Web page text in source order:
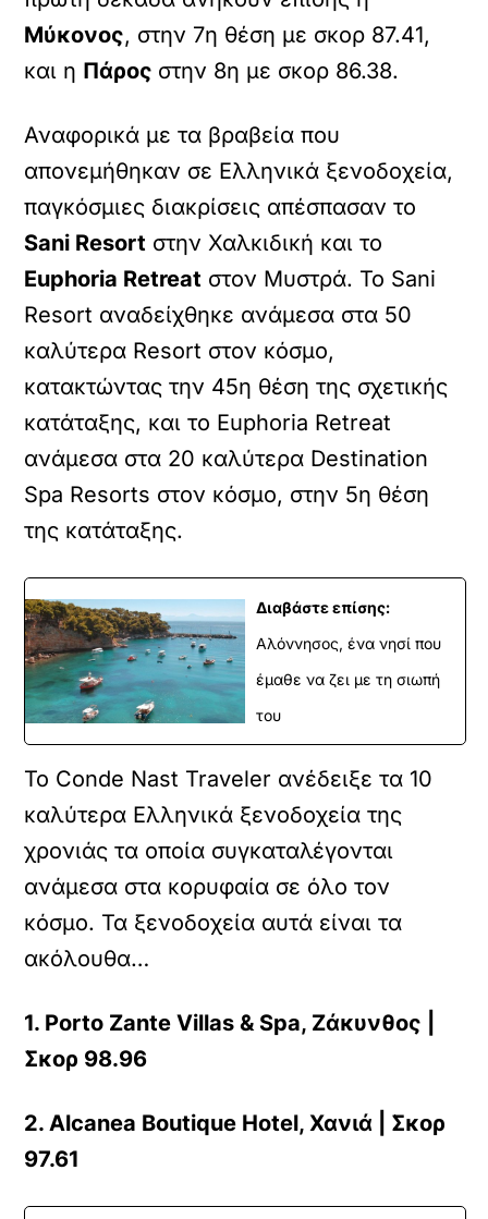
Μύκονος, στην 7η θέση με σκορ 87.41,
και η Πάρος στην 8η με σκορ 86.38.
Αναφορικά με τα βραβεία που
απονεμήθηκαν σε Ελληνικά ξενοδοχεία,
παγκόσμιες διακρίσεις απέσπασαν το
Sani Resort στην Χαλκιδική και το
Euphoria Retreat στον Μυστρά. Το Sani
Resort αναδείχθηκε ανάμεσα στα 50
καλύτερα Resort στον κόσμο,
κατακτώντας την 45η θέση της σχετικής
κατάταξης, και το Euphoria Retreat
ανάμεσα στα 20 καλύτερα Destination
Spa Resorts στον κόσμο, στην 5η θέση
της κατάταξης.
Διαβάστε επίσης:
Αλόννησος, ένα νησί που
έμαθε να ζει με τη σιωπή
του
Το Conde Nast Traveler ανέδειξε τα 10
καλύτερα Ελληνικά ξενοδοχεία της
χρονιάς τα οποία συγκαταλέγονται
ανάμεσα στα κορυφαία σε όλο τον
κόσμο. Τα ξενοδοχεία αυτά είναι τα
ακόλουθα…
1. Porto Zante Villas & Spa, Ζάκυνθος |
Σκορ 98.96
2. Alcanea Boutique Hotel, Χανιά | Σκορ
97.61